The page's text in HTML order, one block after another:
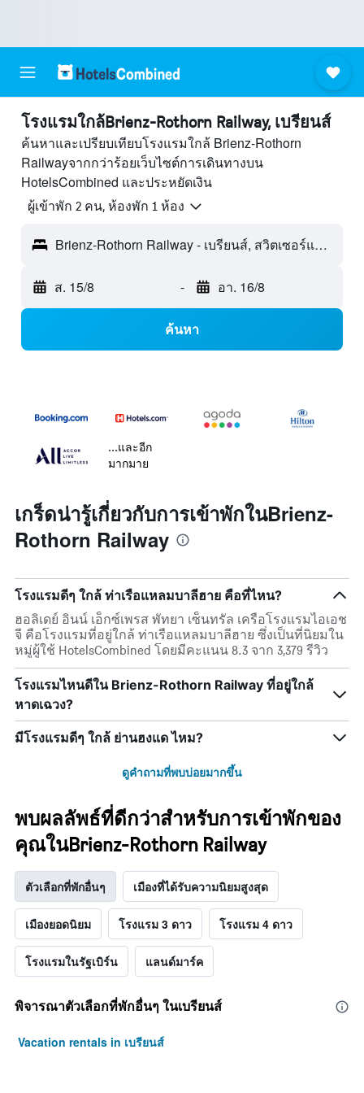
โรงแรมใกล้Brienz-Rothorn Railway, เบรียนส์
ค้นหาและเปรียบเทียบโรงแรมใกล้ Brienz-Rothorn
Railwayจากกว่าร้อยเว็บไซต์การเดินทางบน
HotelsCombined และประหยัดเงิน
ผู้เข้าพัก 2 คน, ห้องพัก 1 ห้อง
Brienz-Rothorn Railway - เบรียนส์, สวิตเซอร์แลนด์
ส. 15/8 - อา. 16/8
ค้นหา
...และอีก
มากมาย
เกร็ดน่ารู้เกี่ยวกับการเข้าพักในBrienz-
Rothorn Railway
โรงแรมดีๆ ใกล้ ท่าเรือแหลมบาลีฮาย คือที่ไหน?
ฮอลิเดย์ อินน์ เอ็กซ์เพรส พัทยา เซ็นทรัล เครือโรงแรมไอเอช
จี คือโรงแรมที่อยู่ใกล้ ท่าเรือแหลมบาลีฮาย ซึ่งเป็นที่นิยมใน
หมู่ผู้ใช้ HotelsCombined โดยมีคะแนน 8.3 จาก 3,379 รีวิว
โรงแรมไหนดีใน Brienz-Rothorn Railway ที่อยู่ใกล้
หาดเฉวง?
มีโรงแรมดีๆ ใกล้ ย่านฮงแด ไหม?
ดูคำถามที่พบบ่อยมากขึ้น
พบผลลัพธ์ที่ดีกว่าสำหรับการเข้าพักของ
คุณในBrienz-Rothorn Railway
ตัวเลือกที่พักอื่นๆ เมืองที่ได้รับความนิยมสูงสุด
เมืองยอดนิยม โรงแรม 3 ดาว โรงแรม 4 ดาว
โรงแรมในรัฐเบิร์น แลนด์มาร์ค
พิจารณาตัวเลือกที่พักอื่นๆ ในเบรียนส์
Vacation rentals in เบรียนส์